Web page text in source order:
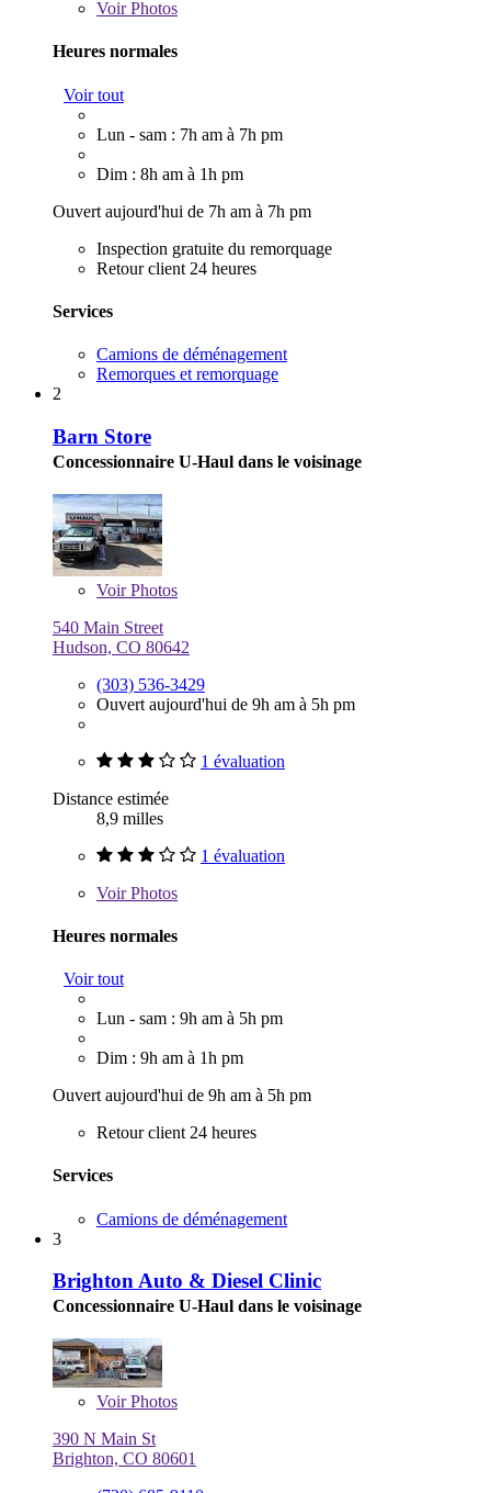
VoirPhotos
Heures normales
Voir tout
Lun - sam : 7h am à 7h pm
Dim : 8h am à 1h pm
Ouvert aujourd'hui de 7h am à 7h pm
Inspection gratuite du remorquage
Retour client 24 heures
Services
Camions de déménagement
Remorques et remorquage
2
Barn Store
Concessionnaire U-Haul dans le voisinage
VoirPhotos
540 Main Street
Hudson, CO 80642
(303) 536-3429
Ouvert aujourd'hui de 9h am à 5h pm
1 évaluation
Distance estimée
8,9 milles
1 évaluation
VoirPhotos
Heures normales
Voir tout
Lun - sam : 9h am à 5h pm
Dim : 9h am à 1h pm
Ouvert aujourd'hui de 9h am à 5h pm
Retour client 24 heures
Services
Camions de déménagement
3
Brighton Auto & Diesel Clinic
Concessionnaire U-Haul dans le voisinage
VoirPhotos
390 N Main St
Brighton, CO 80601